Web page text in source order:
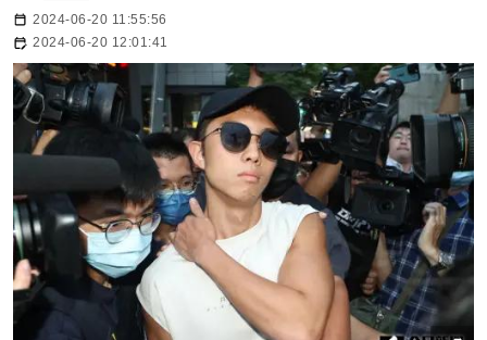
2024-06-20 11:55:56
2024-06-20 12:01:41